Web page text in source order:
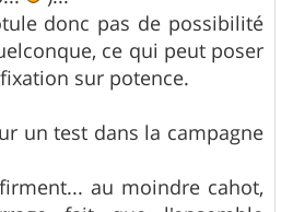
donc pas de possibilité
ce qui peut poser
sur potence.
un test dans la campagne
au moindre cahot,